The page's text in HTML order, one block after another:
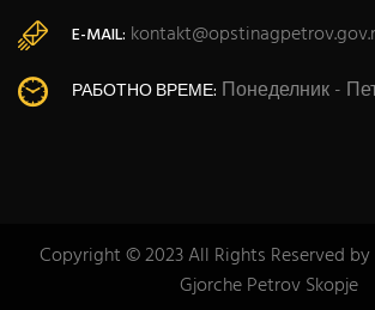
E-MAIL:
РАБОТНО ВРЕМЕ: Понеделник -
Copyright © 2023 All Rights Reserved
Gjorche Petrov Skopje